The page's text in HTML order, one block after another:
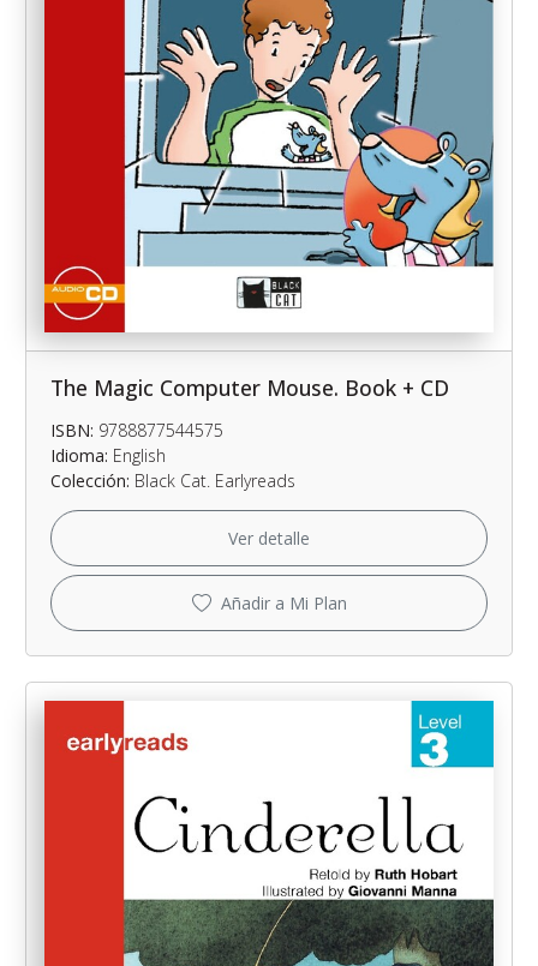
The Magic Computer Mouse. Book + CD
ISBN: 9788877544575
Idioma: English
Colección: Black Cat. Earlyreads
Ver detalle
Añadir a Mi Plan